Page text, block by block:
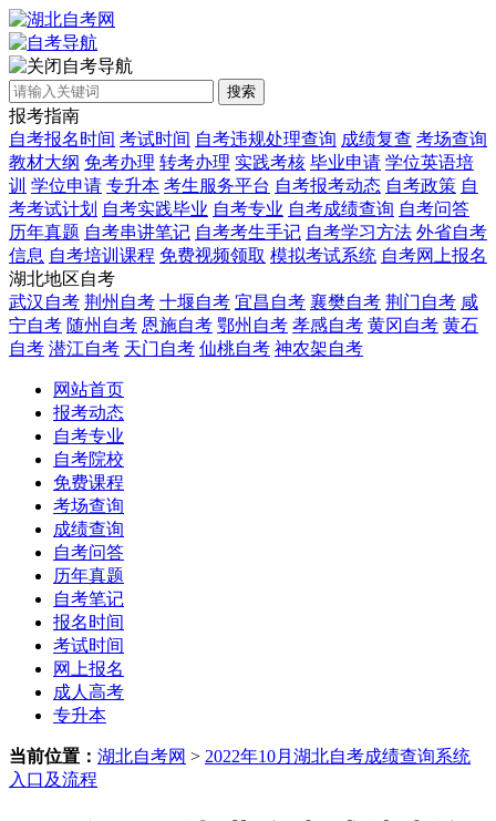
自考导航
搜索
报考指南
自考报名时间 考试时间 自考违规处理查询 成绩复查 考场查询
教材大纲 免考办理 转考办理 实践考核 毕业申请 学位英语培
训 学位申请 专升本 考生服务平台 自考报考动态 自考政策 自
考考试计划 自考实践毕业 自考专业 自考成绩查询 自考问答
历年真题 自考串讲笔记 自考考生手记 自考学习方法 外省自考
信息 自考培训课程 免费视频领取 模拟考试系统 自考网上报名
湖北地区自考
武汉自考 荆州自考 十堰自考 宜昌自考 襄樊自考 荆门自考 咸
宁自考 随州自考 恩施自考 鄂州自考 孝感自考 黄冈自考 黄石
自考 潜江自考 天门自考 仙桃自考 神农架自考
网站首页
报考动态
自考专业
自考院校
免费课程
考场查询
成绩查询
自考问答
历年真题
自考笔记
报名时间
考试时间
网上报名
成人高考
专升本
当前位置： 湖北自考网 > 2022年10月湖北自考成绩查询系统
入口及流程